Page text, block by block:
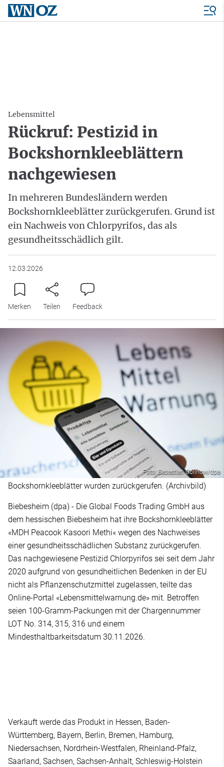
Lebensmittel
Rückruf: Pestizid in
Bockshornkleeblättern
nachgewiesen
In mehreren Bundesländern werden
Bockshornkleeblätter zurückgerufen. Grund ist
ein Nachweis von Chlorpyrifos, das als
gesundheitsschädlich gilt.
12.03.2026
Merken Teilen Feedback
Foto: Sebastian Gollnow/dpa
Bockshornkleeblätter wurden zurückgerufen. (Archivbild)
Biebesheim (dpa) - Die Global Foods Trading GmbH aus
dem hessischen Biebesheim hat ihre Bockshornkleeblätter
«MDH Peacook Kasoori Methi« wegen des Nachweises
einer gesundheitsschädlichen Substanz zurückgerufen.
Das nachgewiesene Pestizid Chlorpyrifos sei seit dem Jahr
2020 aufgrund von gesundheitlichen Bedenken in der EU
nicht als Pflanzenschutzmittel zugelassen, teilte das
Online-Portal «Lebensmittelwarnung.de» mit. Betroffen
seien 100-Gramm-Packungen mit der Chargennummer
LOT No. 314, 315, 316 und einem
Mindesthaltbarkeitsdatum 30.11.2026.
Verkauft werde das Produkt in Hessen, Baden-
Württemberg, Bayern, Berlin, Bremen, Hamburg,
Niedersachsen, Nordrhein-Westfalen, Rheinland-Pfalz,
Saarland, Sachsen, Sachsen-Anhalt, Schleswig-Holstein